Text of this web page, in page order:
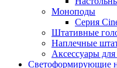
Моноподы
Серия
Штативные
Наплечные
Аксессуары
Светоформирующие